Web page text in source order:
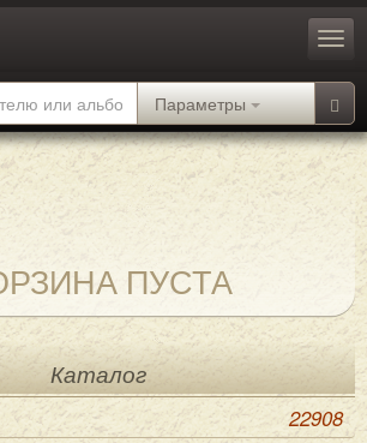
Параметры
ПУСТА
Каталог
22908